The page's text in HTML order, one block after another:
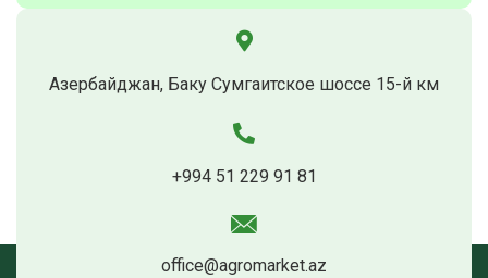
Азербайджан, Баку Сумгаитское шоссе 15-й км
+994 51 229 91 81
office@agromarket.az